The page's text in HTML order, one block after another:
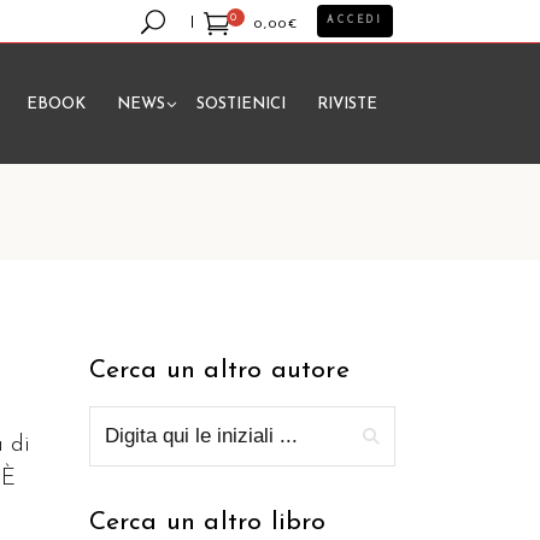
0
0,00€
prodotto nel carrello.
ACCEDI
EBOOK NEWS SOSTIENICI RIVISTE
di
Cerca un altro autore
Cerca un altro libro